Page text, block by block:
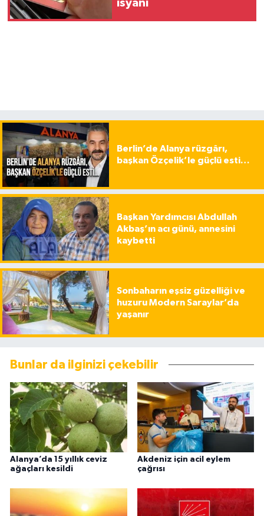
isyanı
Berlin’de Alanya rüzgârı,
başkan Özçelik’le güçlü esti…
Başkan Yardımcısı Abdullah
Akbaş’ın acı günü, annesini
kaybetti
Sonbaharın eşsiz güzelliği ve
huzuru Modern Saraylar’da
yaşanır
Bunlar da ilginizi çekebilir
Alanya’da 15 yıllık ceviz
ağaçları kesildi
Akdeniz için acil eylem
çağrısı